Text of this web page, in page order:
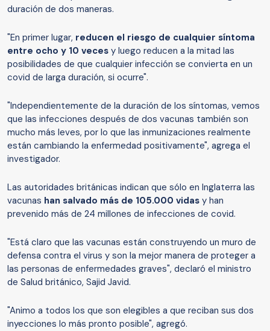
duración de dos maneras.
"En primer lugar, reducen el riesgo de cualquier síntoma
entre ocho y 10 veces y luego reducen a la mitad las
posibilidades de que cualquier infección se convierta en un
covid de larga duración, si ocurre".
"Independientemente de la duración de los síntomas, vemos
que las infecciones después de dos vacunas también son
mucho más leves, por lo que las inmunizaciones realmente
están cambiando la enfermedad positivamente", agrega el
investigador.
Las autoridades británicas indican que sólo en Inglaterra las
vacunas han salvado más de 105.000 vidas y han
prevenido más de 24 millones de infecciones de covid.
"Está claro que las vacunas están construyendo un muro de
defensa contra el virus y son la mejor manera de proteger a
las personas de enfermedades graves", declaró el ministro
de Salud británico, Sajid Javid.
"Animo a todos los que son elegibles a que reciban sus dos
inyecciones lo más pronto posible", agregó.